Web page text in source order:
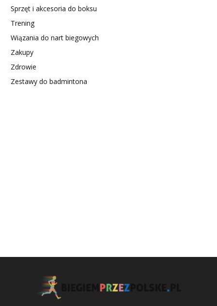
Sprzęt i akcesoria do boksu
Trening
Wiązania do nart biegowych
Zakupy
Zdrowie
Zestawy do badmintona